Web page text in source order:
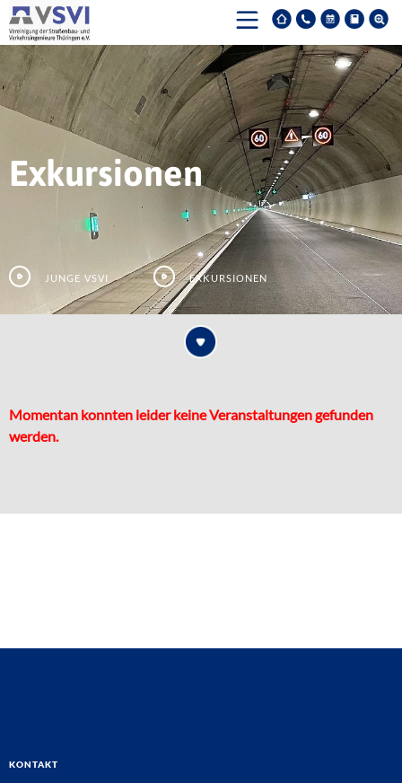
Exkursionen
Junge VSVI Exkursionen
Momentan konnten leider keine Veranstaltungen gefunden
werden.
Kontakt